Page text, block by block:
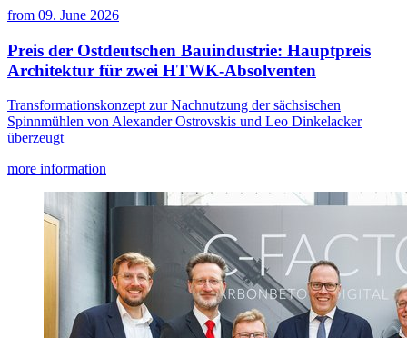
from 09. June 2026
Preis der Ostdeutschen Bauindustrie: Hauptpreis
Architektur für zwei HTWK-Absolventen
Transformationskonzept zur Nachnutzung der sächsischen
Spinnmühlen von Alexander Ostrovskis und Leo Dinkelacker
überzeugt
more information